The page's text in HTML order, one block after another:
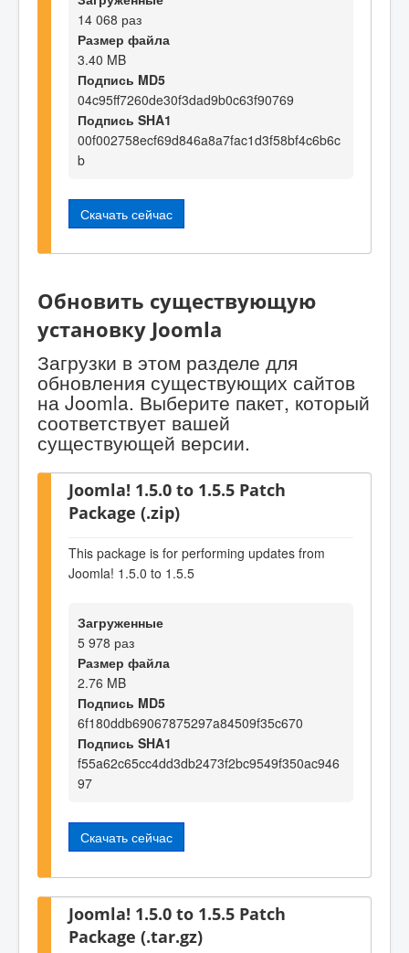
14 068 раз
Размер файла
3.40 MB
Подпись MD5
04c95ff7260de30f3dad9b0c63f90769
Подпись SHA1
00f002758ecf69d846a8a7fac1d3f58bf4c6b6c
b
Скачать сейчас
Обновить существующую
установку Joomla
Загрузки в этом разделе для
обновления существующих сайтов
на Joomla. Выберите пакет, который
соответствует вашей
существующей версии.
Joomla! 1.5.0 to 1.5.5 Patch
Package (.zip)
This package is for performing updates from
Joomla! 1.5.0 to 1.5.5
Загруженные
5 978 раз
Размер файла
2.76 MB
Подпись MD5
6f180ddb69067875297a84509f35c670
Подпись SHA1
f55a62c65cc4dd3db2473f2bc9549f350ac946
97
Скачать сейчас
Joomla! 1.5.0 to 1.5.5 Patch
Package (.tar.gz)